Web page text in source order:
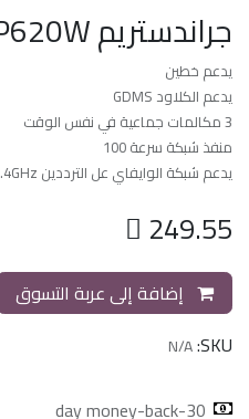
جراندستريم GHP620W
يدعم خطين
يدعم الكلاود GDMS
3 مكالمات جماعية في نفس الوقت
منفذ شبكة سرعة 100
يدعم شبكة الوايفاي عل الترددين 2.4GHz و 5GHz
 249.55
إضافة إلى عربة التسوق
SKU:
N/A
30-day money-back